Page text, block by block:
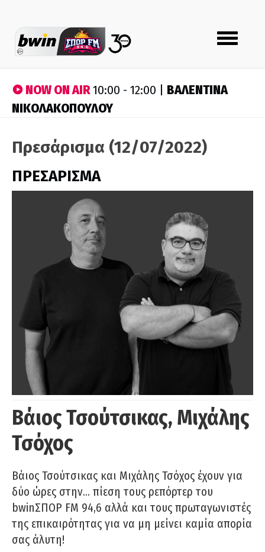
Toggle
navigation
NOW ON AIR10:00 - 12:00 | ΒΑΛΕΝΤΙΝΑ
ΝΙΚΟΛΑΚΟΠΟΥΛΟΥ
Πρεσάρισμα (12/07/2022)
ΠΡΕΣΑΡΙΣΜΑ
Βάιος Τσούτσικας, Μιχάλης
Τσόχος
Βάιος Τσούτσικας και Μιχάλης Τσόχος έχουν για
δύο ώρες στην… πίεση τους ρεπόρτερ του
bwinΣΠΟΡ FM 94,6 αλλά και τους πρωταγωνιστές
της επικαιρότητας για να μη μείνει καμία απορία
σας άλυτη!